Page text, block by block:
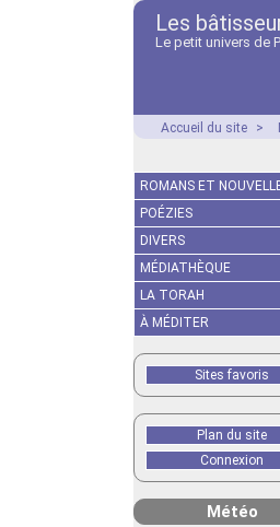
Les
Le petit univers de
Accueil du site >
ROMANS ET
POÉZIES
DIVERS
MÉDIATHÈQUE
LA TORAH
À MÉDITER
Sites favoris
Plan du site
Connexion
Météo